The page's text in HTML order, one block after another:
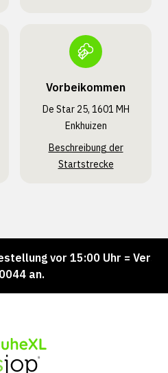
Vorbeikommen
De Star 25, 1601 MH
Enkhuizen
Beschreibung der
Startstrecke
vor 15:00 Uhr =
an.